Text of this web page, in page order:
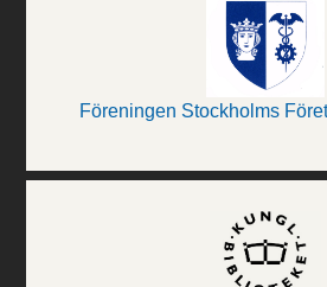
Föreningen Stockholms